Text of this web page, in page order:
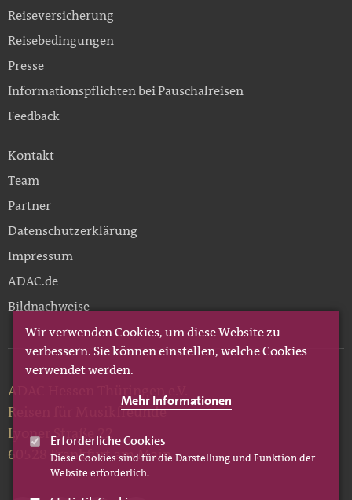
Reiseversicherung
Reisebedingungen
Presse
Informationspflichten bei Pauschalreisen
Feedback
Kontakt
Team
Partner
Datenschutzerklärung
Impressum
ADAC.de
Bildnachweise
ADAC Hessen Thüringen e.V.
Reisen für Musikfreunde
Lyoner Straße 22
60528 Frankfurt am Main
Wir verwenden Cookies, um diese Website zu
verbessern. Sie können einstellen, welche Cookies
verwendet werden.
Mehr Informationen
Erforderliche Cookies
Diese Cookies sind für die Darstellung und Funktion der
Website erforderlich.